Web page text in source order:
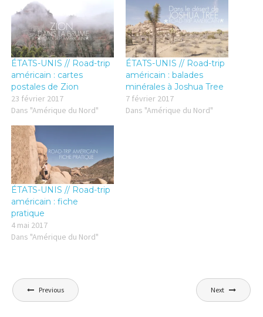
u
r
p
a
r
t
a
g
e
r
s
u
r
T
w
t
t
e
r
(
u
v
r
e
d
a
n
s
u
n
v
e
l
p
a
r
t
a
g
e
r
s
u
r
F
a
e
o
k
(
o
u
v
r
e
s
u
u
v
e
l
ÉTATS-UNIS // Road-trip
américain : cartes
postales de Zion
23 février 2017
Dans "Amérique du Nord"
ÉTATS-UNIS // Road-trip
américain : balades
minérales à Joshua Tree
7 février 2017
Dans "Amérique du Nord"
ÉTATS-UNIS // Road-trip
américain : fiche
pratique
4 mai 2017
Dans "Amérique du Nord"
Navigation
de
Previous Next